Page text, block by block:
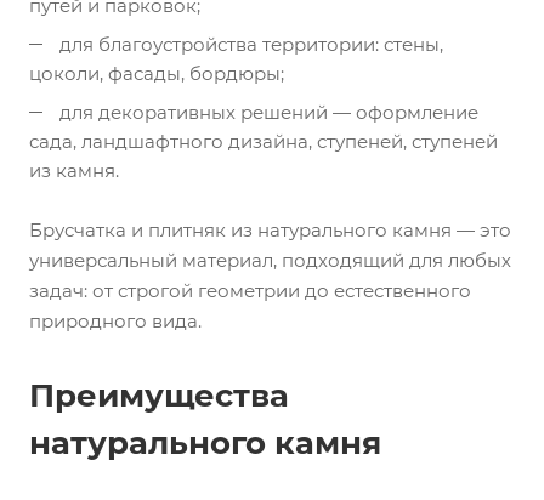
путей и парковок;
для благоустройства территории: стены,
цоколи, фасады, бордюры;
для декоративных решений — оформление
сада, ландшафтного дизайна, ступеней, ступеней
из камня.
Брусчатка и плитняк из натурального камня — это
универсальный материал, подходящий для любых
задач: от строгой геометрии до естественного
природного вида.
Преимущества
натурального камня